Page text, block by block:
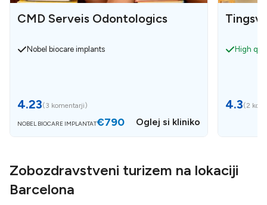
CMD Serveis Odontologics
Nobel biocare implants
4.23(3 komentarji)
NOBEL BIOCARE IMPLANTAT€790 Oglej si kliniko
High
4.3(2
Zobozdravstveni turizem na lokaciji
Barcelona